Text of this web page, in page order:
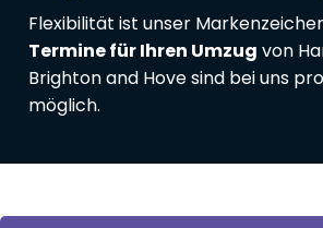
Flexibilität ist unser
Termine für Ihren Umzug von
Brighton and Hove sind bei uns
möglich.